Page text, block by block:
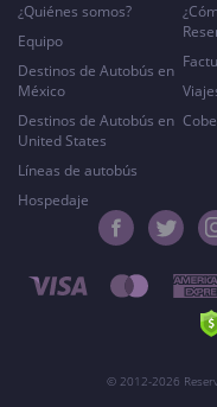
¿Quiénes somos?
Equipo
Destinos de Autobús en
México
Destinos de Autobús en
United States
Líneas de autobús
Hospedaje
© 2012-2026